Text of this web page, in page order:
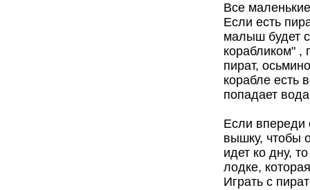
Все
Если есть
малыш будет
корабликом" ,
пират,
корабле есть
попадает
Если впереди
вышку, чтобы
идет ко дну,
лодке,
Играть с